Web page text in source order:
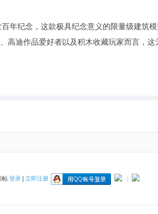
年纪念，这款极具纪念意义的限量级建筑
高迪作品爱好者以及积木收藏玩家而言，这
帖 登录| 立即注册